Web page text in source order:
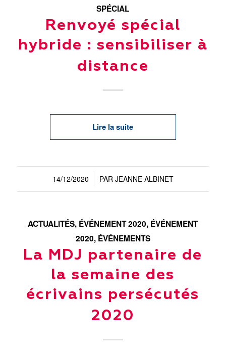
SPÉCIAL
Renvoyé spécial
hybride : sensibiliser à
distance
Lire la suite
14/12/2020
/ PAR JEANNE ALBINET
ACTUALITÉS, ÉVÉNEMENT 2020, ÉVÉNEMENT
2020, ÉVÉNEMENTS
La MDJ partenaire de
la semaine des
écrivains persécutés
2020